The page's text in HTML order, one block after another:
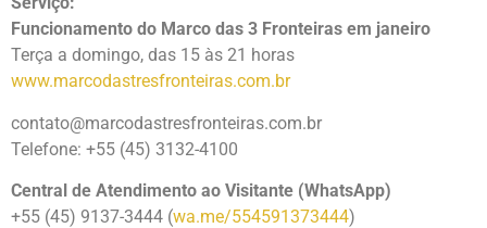
Funcionamento do Marco das 3 Fronteiras em janeiro
Terça a domingo, das 15 às 21 horas
www.marcodastresfronteiras.com.br
contato@marcodastresfronteiras.com.br
Telefone: +55 (45) 3132-4100
Central de Atendimento ao Visitante (WhatsApp)
+55 (45) 9137-3444 (wa.me/554591373444)